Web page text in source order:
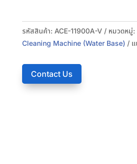
รหัสสินค้า: ACE-11900A-V หมวดหมู่:
Cleaning Machine (Water Base)
Contact Us